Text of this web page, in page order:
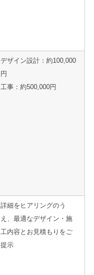
デザイン設計：約100,000
円
工事：約500,000円
詳細をヒアリングのう
え、最適なデザイン・施
工内容とお見積もりをご
提示